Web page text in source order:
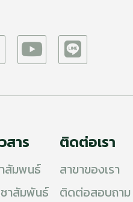
สาร
สัมพนธ์
าสัมพันธ์
ติดต่อเรา
สาขาของเรา
ติดต่อสอบถาม